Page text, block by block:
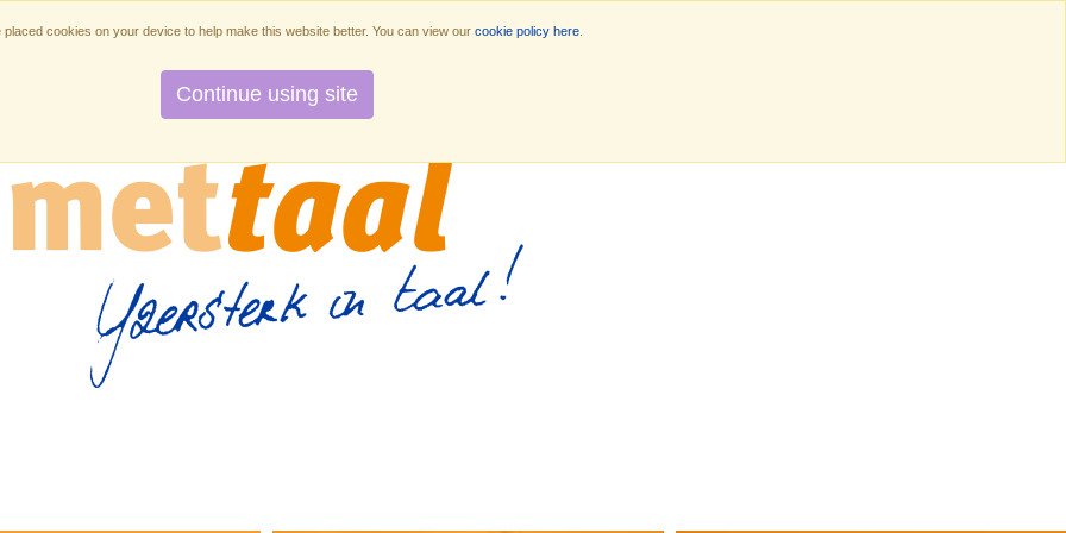
Diensten Methuiswerk.nl Over ons Organisatie
placed cookies on your device to help make this website better. You can view our cookie policy here
Continue using site